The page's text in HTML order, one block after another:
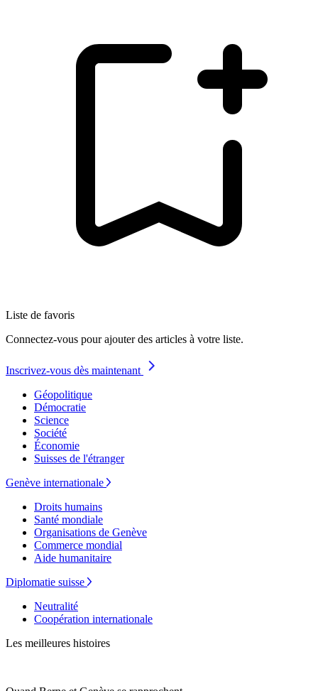
Liste de favoris
Connectez-vous pour ajouter des articles à votre liste.
Inscrivez-vous dès maintenant
Géopolitique
Démocratie
Science
Société
Économie
Suisses de l'étranger
Genève internationale
Droits humains
Santé mondiale
Organisations de Genève
Commerce mondial
Aide humanitaire
Diplomatie suisse
Neutralité
Coopération internationale
Les meilleures histoires